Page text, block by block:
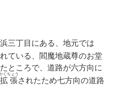
三丁目にある、地元では
ている、閻魔地蔵尊のお堂
ところで、道路が六方向に
拡張
くちょう
されたため七方向の道路